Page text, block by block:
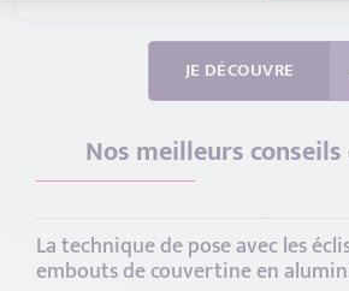
JE DÉCOUVRE
Nos meilleurs
La technique de pose avec les
embouts de couvertine en